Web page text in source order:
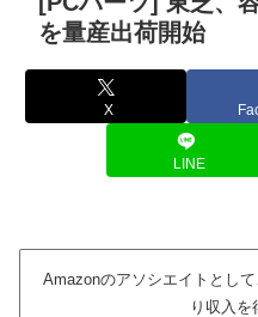
を量産出荷開始
X
LINE
Amazonのアソシエイトとし
り収入を